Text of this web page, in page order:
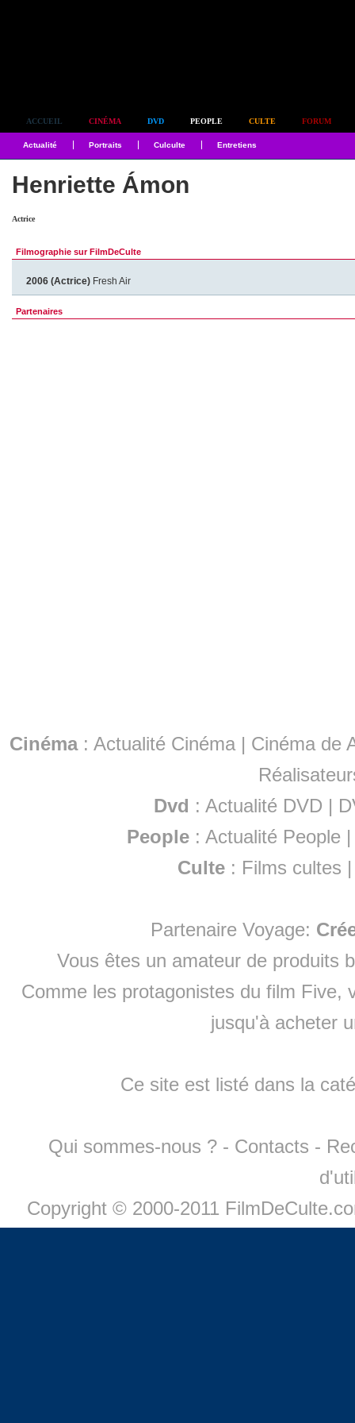
ACCUEIL CINÉMA DVD PEOPLE CULTE FORUM
Actualité Portraits Culculte Entretiens
Henriette Ámon
Actrice
Filmographie sur FilmDeCulte
2006 (Actrice) Fresh Air
Partenaires
Cinéma: Actualité Cinéma | Cinéma de
Dvd : Actualité DVD |
People :Actualité People
Culte : Films cultes
Partenaire Voyage:
Vous êtes un amateur de produits
Comme les protagonistes du film Five,
jusqu'à acheter
Ce site est listé dans la
Qui sommes-nous ? - Contacts -
Copyright © 2000-2011